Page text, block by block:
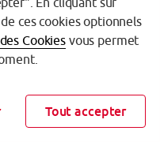
ces cookies optionnels
Cookiesvous permet
Tout accepter